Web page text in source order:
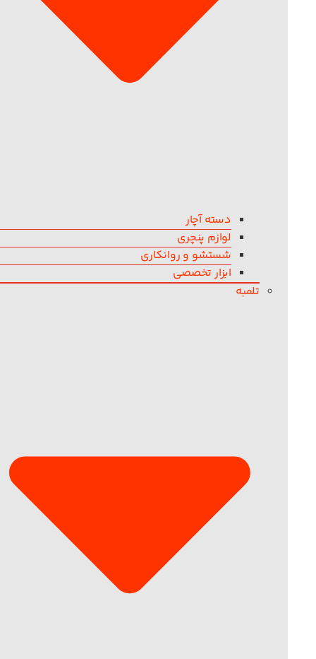
دسته آچار
لوازم پنچری
شستشو و روانکاری
ابزار تخصصی
تلمبه